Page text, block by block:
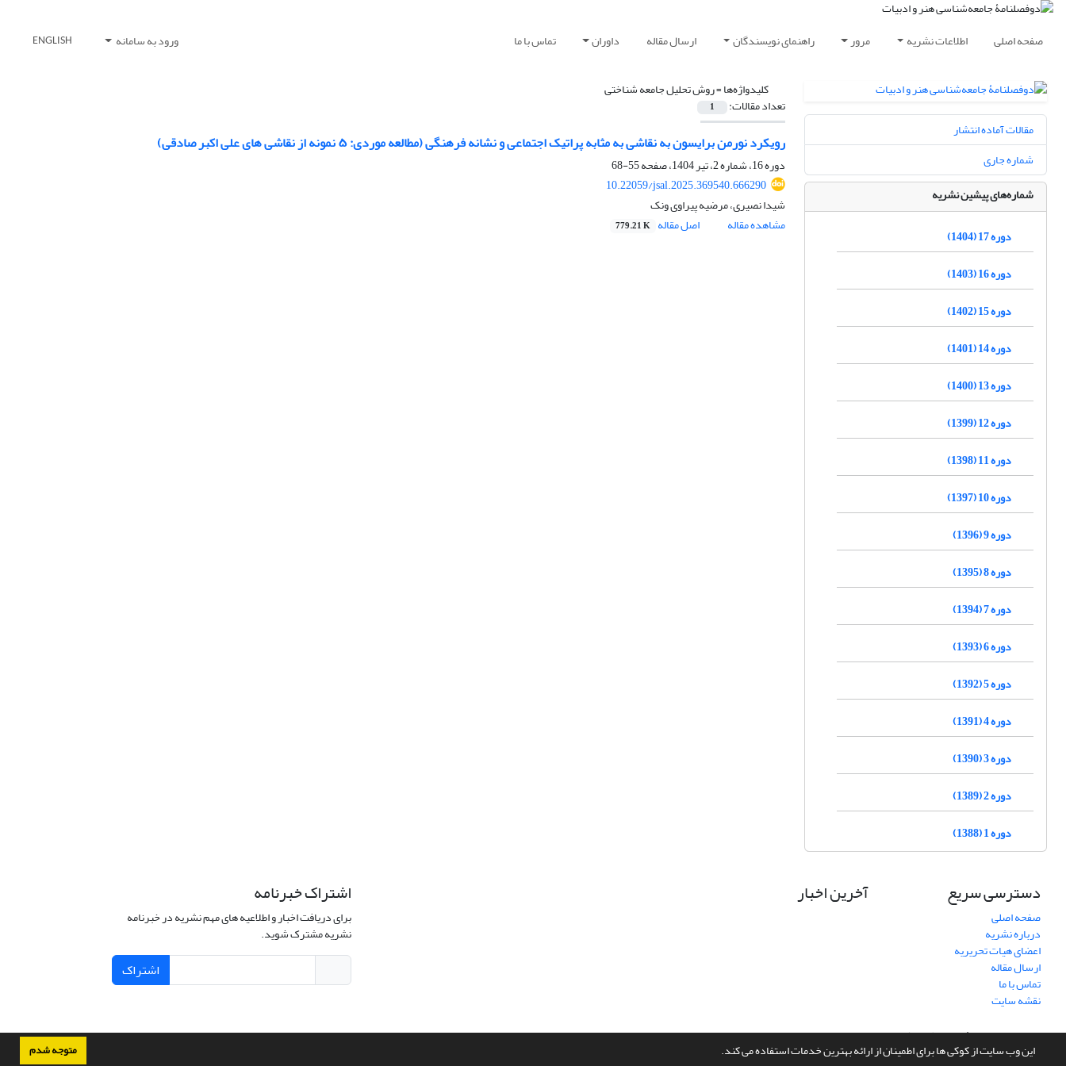
این وب سایت از کوکی ها برای اطمینان از ارائه بهترین خدمات استفاده می کند. متوجه شدم
صفحه اصلی اطلاعات نشریه مرور راهنمای نویسندگان ارسال مقاله داوران تماس با ما ورود به سامانه ENGLISH
کلیدواژه‌ها =روش تحلیل جامعه شناختی
تعداد مقالات: 1
رویکرد نورمن برایسون به نقاشی به مثابه پراتیک اجتماعی و نشانه فرهنگی (مطالعه موردی: ۵ نمونه از نقاشی های علی اکبر صادقی)
دوره 16، شماره 2، تیر 1404، صفحه
55-68
10.22059/jsal.2025.369540.666290
شیدا نصیری، مرضیه پیراوی ونک
مشاهده مقاله
اصل مقاله 779.21 K
مقالات آماده انتشار
شماره جاری
شماره‌های پیشین نشریه
دوره 17 (1404)
دوره 16 (1403)
دوره 15 (1402)
دوره 14 (1401)
دوره 13 (1400)
دوره 12 (1399)
دوره 11 (1398)
دوره 10 (1397)
دوره 9 (1396)
دوره 8 (1395)
دوره 7 (1394)
دوره 6 (1393)
دوره 5 (1392)
دوره 4 (1391)
دوره 3 (1390)
دوره 2 (1389)
دوره 1 (1388)
دسترسی سریع
صفحه اصلی
درباره نشریه
اعضای هیات تحریریه
ارسال مقاله
تماس با ما
نقشه سایت
آخرین اخبار اشتراک خبرنامه
برای دریافت اخبار و اطلاعیه های مهم نشریه در خبرنامه
نشریه مشترک شوید.
اشتراک
سامانه مدیریت نشریات علمی.طراحی و پیاده سازی ازسیناوب